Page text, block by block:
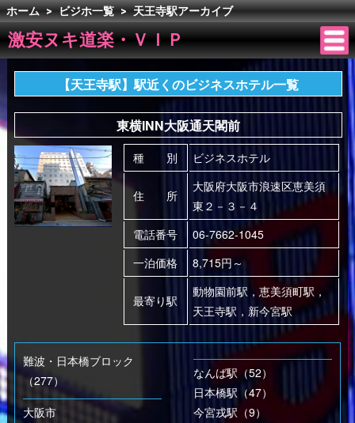
ホーム > ビジホ一覧 > 天王寺駅アーカイブ
激安ヌキ道楽・ＶＩＰ
【天王寺駅】駅近くのビジネスホテル一覧
東横INN大阪通天閣前
種 別 ビジネスホテル
住 所
大阪府大阪市浪速区恵美須
東２－３－４
電話番号
06-7662-1045
一泊価格
8,715円～
最寄り駅
動物園前駅，恵美須町駅，
天王寺駅，新今宮駅
難波・日本橋ブロック
（277）
大阪市
なんば駅（52）
日本橋駅（47）
今宮戎駅（9）